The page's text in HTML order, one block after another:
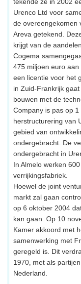
Urenco Ltd voor
de overeengekomen
Areva getekend.
krijgt van de
Cogema
475 miljoen euro
een licentie voor het
in Zuid-Frankrijk
bouwen met de
Company is pas op
herstructurering van
gebied van
ondergebracht. De
ondergebracht in
In Almelo werken
verrijkingsfabriek.
Hoewel de joint
markt zal gaan
op 6 oktober 2004
kan gaan. Op 10
Kamer akkoord met
samenwerking met
geregeld is. Dit
1970, met als
Nederland.